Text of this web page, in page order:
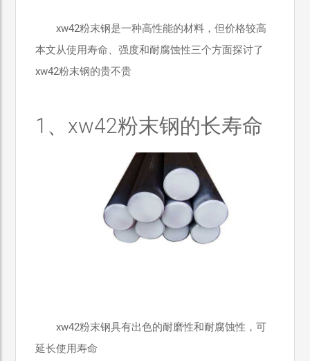
xw42粉末钢是一种高性能的材料，但价格较高
本文从使用寿命、强度和耐腐蚀性三个方面探讨了
xw42粉末钢的贵不贵
1、xw42粉末钢的长寿命
xw42粉末钢具有出色的耐磨性和耐腐蚀性，可
延长使用寿命